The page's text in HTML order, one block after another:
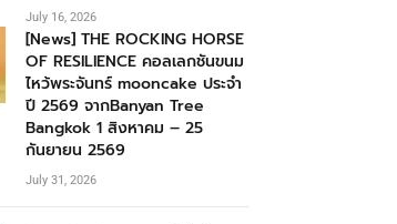
July 16, 2026
[News] THE ROCKING HORSE
OF RESILIENCE คอลเลกชันขนม
ไหว้พระจันทร์ mooncake ประจำ
ปี 2569 จากBanyan Tree
Bangkok 1 สิงหาคม – 25
กันยายน 2569
July 31, 2026